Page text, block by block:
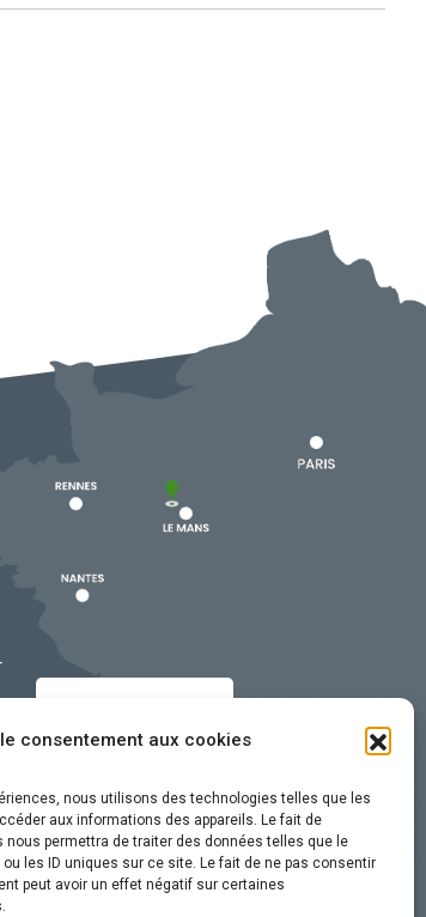
consentement aux cookies
nous utilisons des technologies telles que les
aux informations des appareils. Le fait de
permettra de traiter des données telles que le
les ID uniques sur ce site. Le fait de ne pas consentir
peut avoir un effet négatif sur certaines